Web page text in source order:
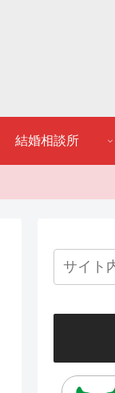
結婚相談所